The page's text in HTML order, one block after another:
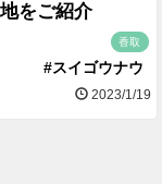
をご紹介
香取
#スイゴウナウ
2023/1/19